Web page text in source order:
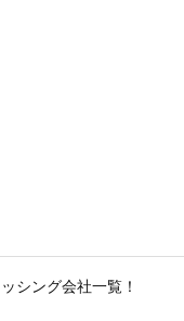
シング会社一覧！